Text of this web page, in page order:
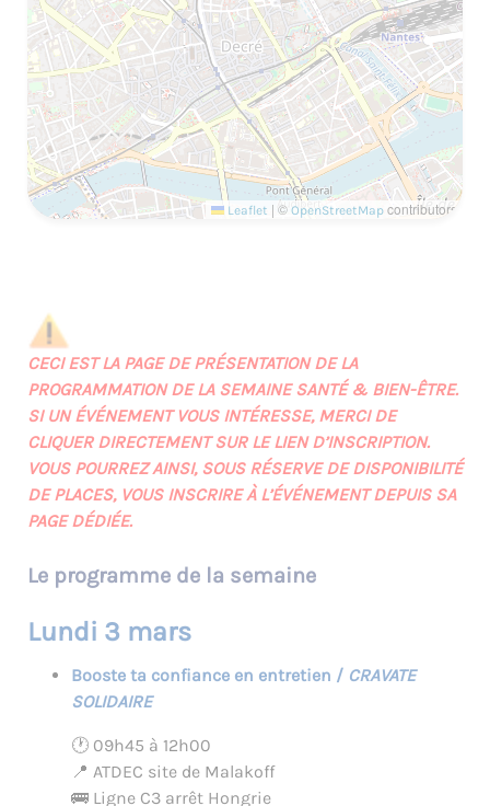
Leaflet | © OpenStreetMap contributors
CECI EST LA PAGE DE PRÉSENTATION DE LA
PROGRAMMATION DE LA SEMAINE SANTÉ & BIEN-ÊTRE.
SI UN ÉVÉNEMENT VOUS INTÉRESSE, MERCI DE
CLIQUER DIRECTEMENT SUR LE LIEN D’INSCRIPTION.
VOUS POURREZ AINSI, SOUS RÉSERVE DE DISPONIBILITÉ
DE PLACES, VOUS INSCRIRE À L’ÉVÉNEMENT DEPUIS SA
PAGE DÉDIÉE.
Le programme de la semaine
Lundi 3 mars
Booste ta confiance en entretien / CRAVATE
SOLIDAIRE
🕐 09h45 à 12h00
📍 ATDEC site de Malakoff
🚌 Ligne C3 arrêt Hongrie